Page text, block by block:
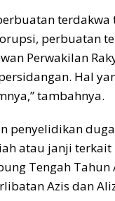
perbuatan
Perwakilan
Hal
tambahnya.
penyelidikan
atau janji terkait
Tengah
Azis dan